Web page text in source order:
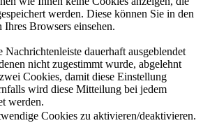
werden. Diese können Sie in den
Ihres Browsers einsehen.
dauerhaft ausgeblendet
nicht zugestimmt wurde, abgelehnt
Cookies, damit diese Einstellung
wird diese Mitteilung bei jedem
werden.
Cookies zu aktivieren/deaktivieren.